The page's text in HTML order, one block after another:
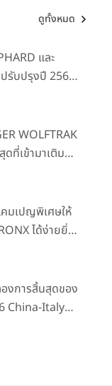
ดูทั้งหมด
และ
ปรับปรุงปี 2569
HEV
WOLFTRAK
ที่เข้ามาเติม
มตอบโจทย์ทุก
คาพิเศษเริ่ม
บาท
มเปญพิเศษให้
ได้ง่ายยิ่ง
ราคาพิเศษ
อเสนอสุดคุ้ม
งการสิ้นสุดของ
China-Italy
สำนักงาน